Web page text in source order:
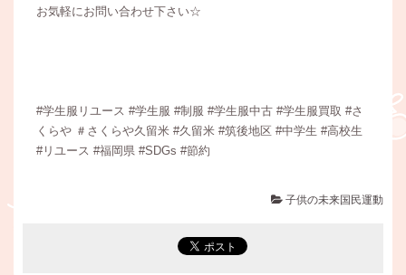
お気軽にお問い合わせ下さい☆
#学生服リユース #学生服 #制服 #学生服中古 #学生服買取 #さ
くらや ＃さくらや久留米 #久留米 #筑後地区 #中学生 #高校生
#リユース #福岡県 #SDGs #節約
子供の未来国民運動